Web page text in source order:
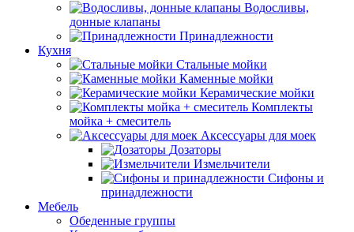
Водосливы,
донные клапаны
Принадлежности
Кухня
Стальные мойки
Каменные мойки
Керамические мойки
Комплекты
мойка + смеситель
Аксессуары для моек
Дозаторы
Измельчители
Сифоны и
принадлежности
Мебель
Обеденные группы